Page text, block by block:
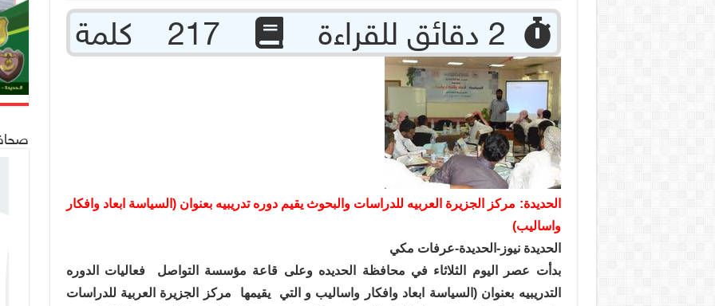
الحديدة: مركز الجزيرة العربيه للدراسات والبحوث يقيم دوره تدريبيه بعنوان (السياسة ابعاد وافكار
واساليب)
الحديدة نيوز-الحديدة-عرفات مكي
بدأت عصر اليوم الثلاثاء في محافظة الحديده وعلى قاعة مؤسسة التواصل
فعاليات الدوره
التدريبيه بعنوان (السياسة ابعاد وافكار واساليب و التي
يقيمها
مركز الجزيرة العربية للدراسات
صحافة